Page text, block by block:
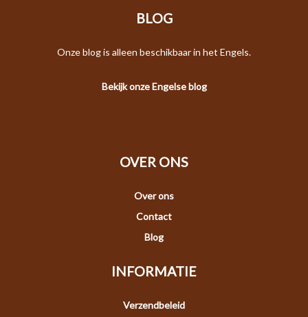
BLOG
Onze blog is alleen beschikbaar in het Engels.
Bekijk onze Engelse blog
OVER ONS
Over ons
Contact
Blog
INFORMATIE
Verzendbeleid